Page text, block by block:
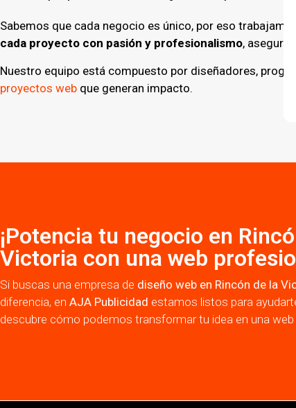
Sabemos que cada negocio es único, por eso
cada proyecto con pasión y profesionalismo,
Nuestro equipo está compuesto por diseñadores,
proyectos web que generan impacto.
¡Potencia tu negocio en
Victoria con una web
Si buscas una empresa de diseño web en Rincón de la
diferencia, en AJA Publicidad estamos listos para
descubre cómo podemos transformar tu idea en una